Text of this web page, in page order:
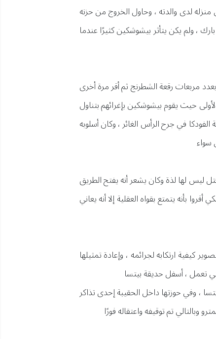
لدى والدته ، وحاول الخروج من حزنه
، ولم يكن يتأثر بيشوشكين كثيرًا عندما
بعد أنه كان ينوي القتل بعدد مربعات رقعة الشطرنج ثم أقر مرة أخرى
حيث يقوم بيشوشكين بإغرائهم بتناول
في جرح الرأس الغائر ، وكان أسلوبه
سواء
ليس لها لذة وكان يشعر أنه يفتح الطريق
بأنه يتمتع بقواه العقلية إلا أنه يعاني
كيفية ارتكابه لجرائمه ، وإعادة تمثيلها
تعمل ، أسفل حديقة بيتسا
في حدية بيتسا ، وفي حوزتها داخل الحقيبة إحدى تذاكر
تم توقيفه واعتقاله فورًا